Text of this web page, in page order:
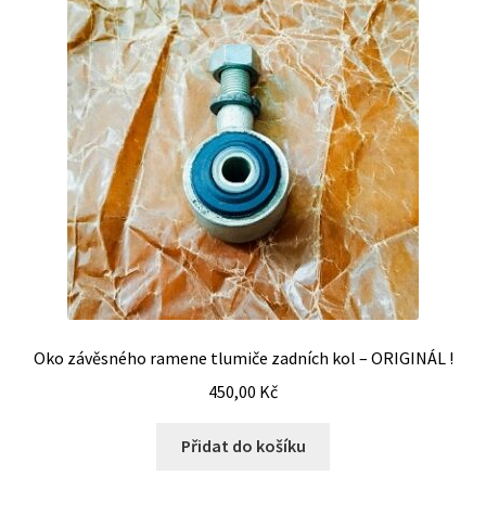
Oko závěsného ramene tlumiče zadních kol – ORIGINÁL !
450,00 Kč
Přidat do košíku